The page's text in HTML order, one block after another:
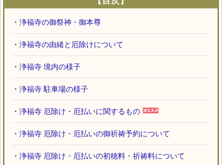
・ 浄福寺の御祭神・御本尊
・ 浄福寺の由緒と厄除けについて
・ 浄福寺 境内の様子
・ 浄福寺 駐車場の様子
・ 浄福寺 厄除け・厄払いに関するもの
・ 浄福寺 厄除け・厄払いの御祈祷予約について
・ 浄福寺 厄除け・厄払いの初穂料・祈祷料について